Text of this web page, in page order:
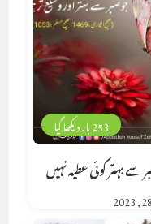
253 بار دیکھا گیا
سے بہتر کوئی عطیہ نہیں